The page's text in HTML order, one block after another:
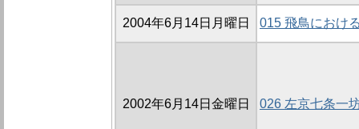
2004年6月14日月曜日 015 飛鳥におけ
2002年6月14日金曜日 026 左京七条一